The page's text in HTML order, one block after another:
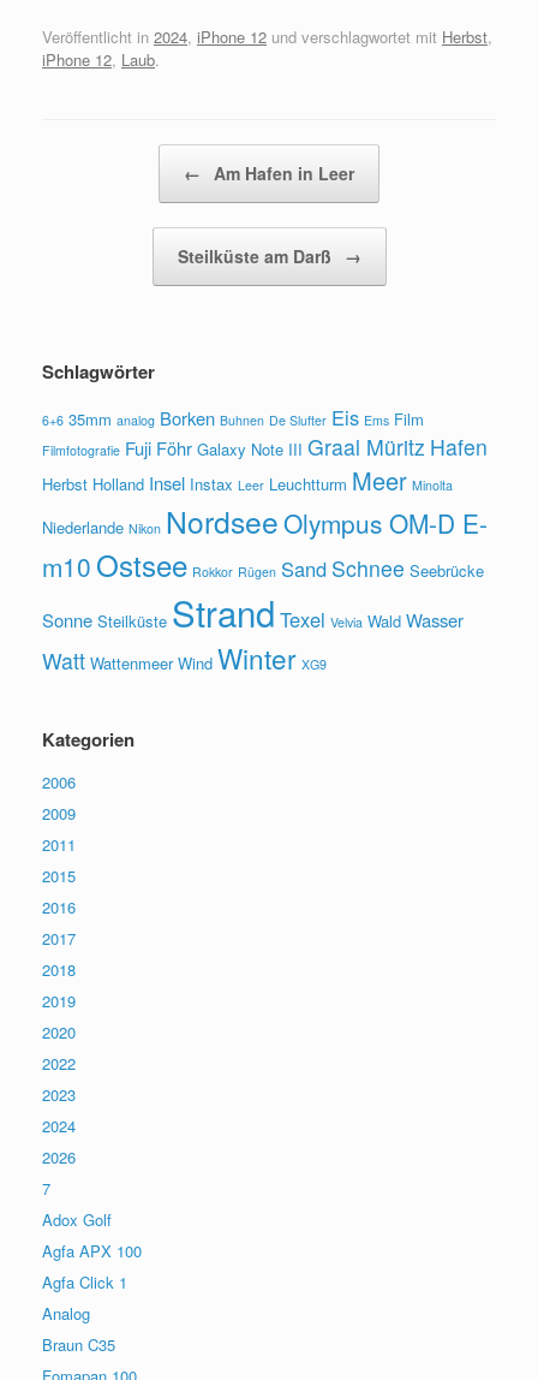
Veröffentlicht in 2024, iPhone 12 und verschlagwortet mit Herbst,
iPhone 12, Laub.
← Am Hafen in Leer
Steilküste am Darß →
Schlagwörter
6+6 35mm analog Borken Buhnen De Slufter Eis Ems Film
Filmfotografie Fuji Föhr Galaxy Note III Graal Müritz Hafen
Herbst Holland Insel Instax Leer Leuchtturm Meer Minolta
Niederlande Nikon NordseeOlympus OM-D E-
m10 Ostsee Rokkor Rügen Sand Schnee Seebrücke
Sonne Steilküste Strand Texel Velvia Wald Wasser
Watt Wattenmeer Wind Winter XG9
Kategorien
2006
2009
2011
2015
2016
2017
2018
2019
2020
2022
2023
2024
2026
7
Adox Golf
Agfa APX 100
Agfa Click 1
Analog
Braun C35
Fomapan 100